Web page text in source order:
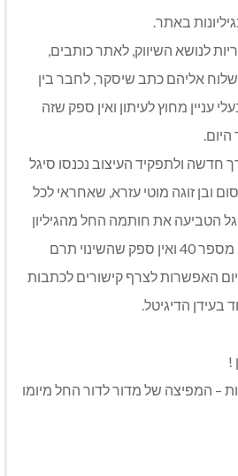
באתר.
לנושא השיווק, לאתר כותבים,
אליהם כתב שיסקר, לחבר בין
עניין מחוץ לעיתון ואין ספק שזה
חדשה ולתפקיד העיצוב נכנסו סיגל
ובן זוגה מוטי עזרא, שאחראי לכל
הטביעה את חותמה החל מהגיליון
הראשון שעיצבה, הוא גיליון מספר 40 ואין ספק שהשינוי תרם
האפשרות לצרף קישורים לכתבות
בעידן הדיגיטל.
!
– המפיצה של מדור לדור החל מיומו